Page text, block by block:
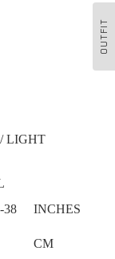
OUTFIT
LIGHT
38
INCHES
CM